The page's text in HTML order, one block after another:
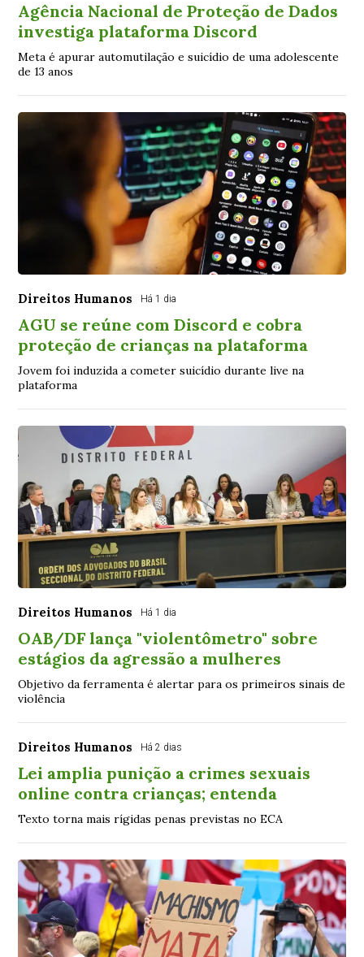
Agência Nacional de Proteção de Dados
investiga plataforma Discord
Meta é apurar automutilação e suicídio de uma adolescente
de 13 anos
Direitos Humanos Há 1 dia
AGU se reúne com Discord e cobra
proteção de crianças na plataforma
Jovem foi induzida a cometer suicídio durante live na
plataforma
Direitos Humanos Há 1 dia
OAB/DF lança "violentômetro" sobre
estágios da agressão a mulheres
Objetivo da ferramenta é alertar para os primeiros sinais de
violência
Direitos Humanos Há 2 dias
Lei amplia punição a crimes sexuais
online contra crianças; entenda
Texto torna mais rígidas penas previstas no ECA